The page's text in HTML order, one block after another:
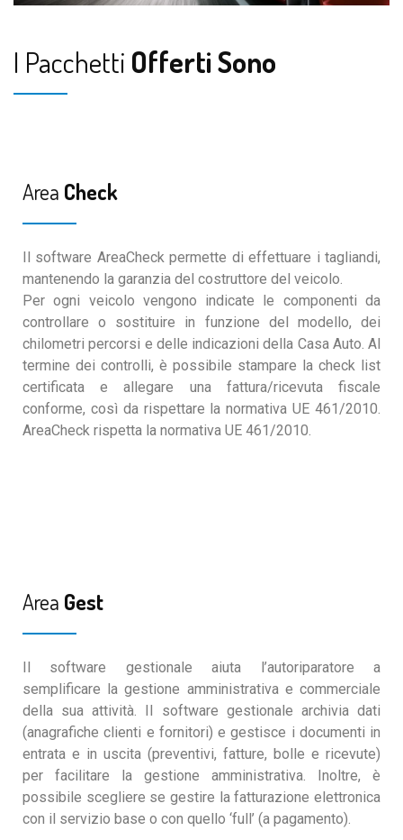
I Pacchetti Offerti Sono
Area Check
Il software AreaCheck permette di effettuare i tagliandi,
mantenendo la garanzia del costruttore del veicolo.
Per ogni veicolo vengono indicate le componenti da
controllare o sostituire in funzione del modello, dei
chilometri percorsi e delle indicazioni della Casa Auto. Al
termine dei controlli, è possibile stampare la check list
certificata e allegare una fattura/ricevuta fiscale
conforme, così da rispettare la normativa UE 461/2010.
AreaCheck rispetta la normativa UE 461/2010.
Area Gest
Il software gestionale aiuta l’autoriparatore a
semplificare la gestione amministrativa e commerciale
della sua attività. Il software gestionale archivia dati
(anagrafiche clienti e fornitori) e gestisce i documenti in
entrata e in uscita (preventivi, fatture, bolle e ricevute)
per facilitare la gestione amministrativa. Inoltre, è
possibile scegliere se gestire la fatturazione elettronica
con il servizio base o con quello ‘full’ (a pagamento).